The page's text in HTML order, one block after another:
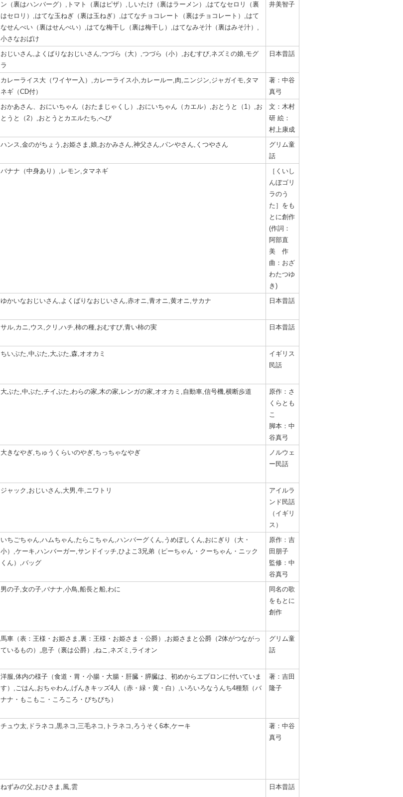
ン（裏はハンバーグ）,トマト（裏はピザ）,しいたけ（裏はラーメン）,はてなセロリ（裏
はセロリ）,はてな玉ねぎ（裏は玉ねぎ）,はてなチョコレート（裏はチョコレート）,はて
なせんべい（裏はせんべい）,はてな梅干し（裏は梅干し）,はてなみそ汁（裏はみそ汁）,
小さなおばけ
井美智子
おじいさん,よくばりなおじいさん,つづら（大）,つづら（小）,おむすび,ネズミの娘,モグ
ラ
日本昔話
カレーライス大（ワイヤー入）,カレーライス小,カレールー,肉,ニンジン,ジャガイモ,タマ
ネギ（CD付）
著：中谷
真弓
おかあさん、おにいちゃん（おたまじゃくし）,おにいちゃん（カエル）,おとうと（1）,お
とうと（2）,おとうとカエルたち,へび
文：木村
研 絵：
村上康成
ハンス,金のがちょう,お姫さま,娘,おかみさん,神父さん,パンやさん,くつやさん
グリム童
話
バナナ（中身あり）,レモン,タマネギ
［くいし
んぼゴリ
ラのう
た］をも
とに創作
(作詞：
阿部直
美 作
曲：おざ
わたつゆ
き)
ゆかいなおじいさん,よくばりなおじいさん,赤オニ,青オニ,黄オニ,サカナ 日本昔話
サル,カニ,ウス,クリ,ハチ,柿の種,おむすび,青い柿の実 日本昔話
ちいぶた,中ぶた,大ぶた,森,オオカミ
イギリス
民話
大ぶた,中ぶた,チイぶた,わらの家,木の家,レンガの家,オオカミ,自動車,信号機,横断歩道
原作：さ
くらとも
こ
脚本：中
谷真弓
大きなやぎ,ちゅうくらいのやぎ,ちっちゃなやぎ
ノルウェ
ー民話
ジャック,おじいさん,大男,牛,ニワトリ
アイルラ
ンド民話
（イギリ
ス）
いちごちゃん,ハムちゃん,たらこちゃん,ハンバーグくん,うめぼしくん,おにぎり（大・
小）,ケーキ,ハンバーガー,サンドイッチ,ひよこ3兄弟（ピーちゃん・クーちゃん・ニック
くん）,バッグ
原作：吉
田朋子
監修：中
谷真弓
男の子,女の子,バナナ,小鳥,船長と船,わに
同名の歌
をもとに
創作
馬車（表：王様・お姫さま,裏：王様・お姫さま・公爵）,お姫さまと公爵（2体がつながっ
ているもの）,息子（裏は公爵）,ねこ,ネズミ,ライオン
グリム童
話
洋服,体内の様子（食道・胃・小腸・大腸・肝臓・膵臓は、初めからエプロンに付いていま
す）,ごはん,おちゃわん,げんきキッズ4人（赤・緑・黄・白）,いろいろなうんち4種類（バ
ナナ・もこもこ・ころころ・びちびち）
著：吉田
隆子
チュウ太,ドラネコ,黒ネコ,三毛ネコ,トラネコ,ろうそく6本,ケーキ
著：中谷
真弓
ねずみの父,おひさま,風,雲 日本昔話